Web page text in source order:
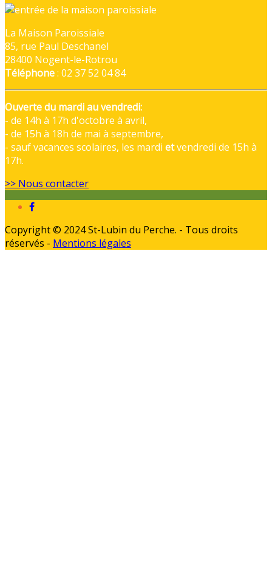
La Maison Paroissiale
85, rue Paul Deschanel
28400 Nogent-le-Rotrou
Téléphone: 02 37 52 04 84
Ouverte du mardi au vendredi:
- de 14h à 17h d'octobre à avril,
- de 15h à 18h de mai à septembre,
- sauf vacances scolaires, les mardi etvendredi de 15h à
17h.
>> Nous contacter
Copyright © 2024 St-Lubin du Perche. - Tous droits
réservés - Mentions légales